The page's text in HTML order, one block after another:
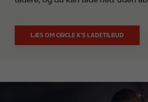
LÆS OM CIRCLE K’S LADETILBUD